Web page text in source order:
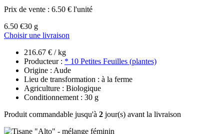
Prix de vente : 6.50 € l'unité
6.50 €30 g
Choisir une livraison
216.67 € / kg
Producteur : * 10 Petites Feuilles (plantes)
Origine : Aude
Lieu de transformation : à la ferme
Agriculture : Biologique
Conditionnement : 30 g
Produit commandable jusqu'à 2 jour(s) avant la livraison